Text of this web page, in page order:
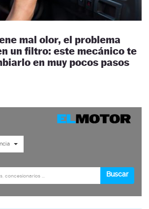
mal olor, el problema
un filtro: este mecánico te
en muy pocos pasos